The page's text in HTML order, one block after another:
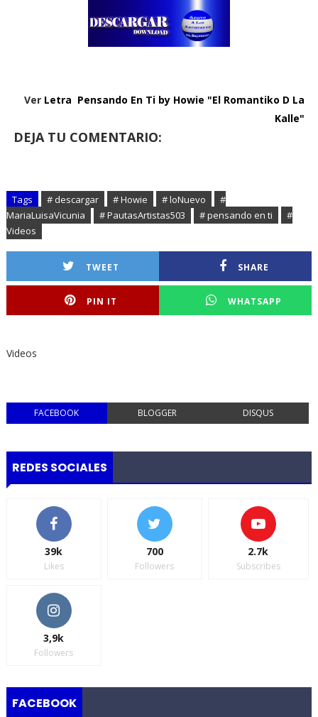
Ver Letra Pensando En Ti by Howie "El Romantiko D La
Kalle"
DEJA TU COMENTARIO:
Tags # descargar # Howie # loNuevo
#
MariaLuisaVicunia
# PautasArtistas503 # pensando en ti
#
Videos
TWEET SHARE
PIN IT WHATSAPP
Videos
FACEBOOK BLOGGER DISQUS
REDES SOCIALES
39k
Likes
700
Followers
2.7k
Subscribes
3,9k
Followers
FACEBOOK